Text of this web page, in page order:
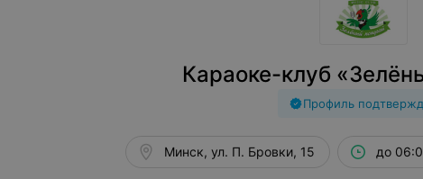
Караоке-клуб
Профиль
Минск, ул. П. Бровки, 15 до